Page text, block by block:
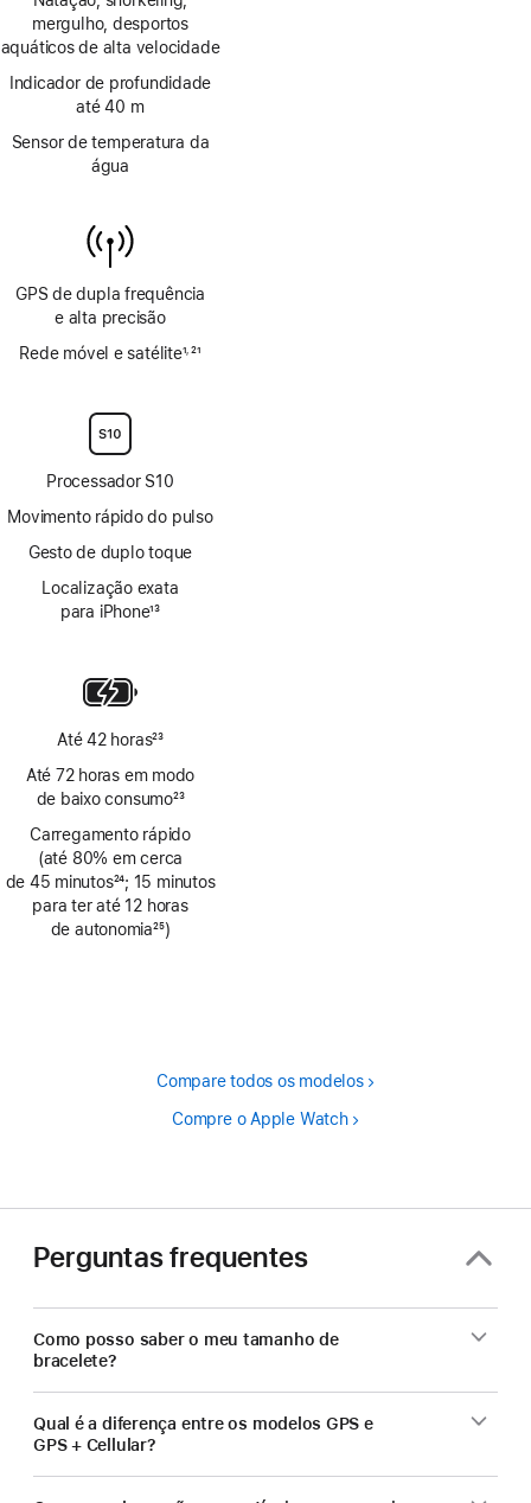
rodapé
mergulho, desportos
aquáticos de alta velocidade
Indicador de profundidade
até 40 m
Sensor de temperatura da
água
GPS de dupla frequência
e alta precisão
Rede móvel e satélite1,21
Processador S10
Movimento rápido do pulso
Gesto de duplo toque
Localização exata
para iPhone
rodapé
13
Até 42 horas
de
rodapé
23
Até 72 horas em modo
de baixo consumo
de
rodapé
23
Carregamento rápido
(até 80% em cerca
de 45 minutos
Nota
24; 15 minutos
para ter até 12 horas
de autonomia25)
Compare todos os modelos
Compre o Apple Watch
Perguntas frequentes
Como posso saber o meu tamanho de
bracelete?
Qual é a diferença entre os modelos GPS e
GPS + Cellular?